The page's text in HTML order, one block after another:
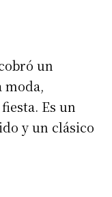
un
moda,
Es un
y un clásico